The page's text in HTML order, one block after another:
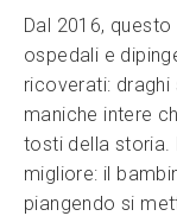
Dal 2016,
ospedali e
ricoverati: draghi
maniche intere
tosti della storia.
migliore: il
piangendo si